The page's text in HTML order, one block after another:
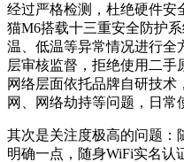
经过严格检测，杜绝硬件安
猫M6搭载十三重安全防护
温、低温等异常情况进行全
层审核监督，拒绝使用二手
网络层面依托品牌自研技
网、网络劫持等问题，日常
其次是关注度极高的问题：
明确一点，随身WiFi实名认